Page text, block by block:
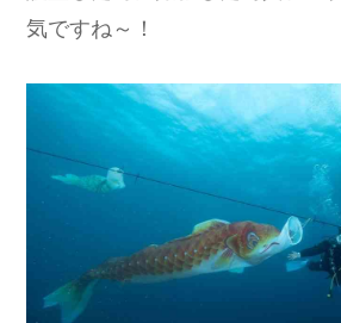
気ですね～！